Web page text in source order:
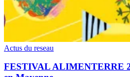
Actus du reseau
FESTIVAL ALIMENTERRE